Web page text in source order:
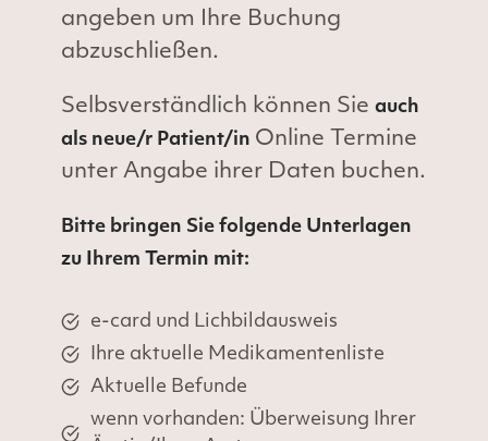
angeben um Ihre Buchung
abzuschließen.
Selbsverständlich können Sie auch
als neue/r Patient/in Online Termine
unter Angabe ihrer Daten buchen.
Bitte bringen Sie folgende Unterlagen
zu Ihrem Termin mit:
e-card und Lichbildausweis
Ihre aktuelle Medikamentenliste
Aktuelle Befunde
wenn vorhanden: Überweisung Ihrer